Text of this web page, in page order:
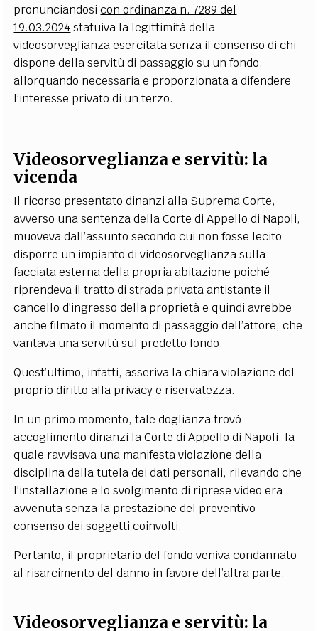
pronunciandosicon ordinanza n. 7289 del
19.03.2024statuiva la legittimità della
videosorveglianza esercitata senza il consenso di chi
dispone della servitù di passaggio su un fondo,
allorquando necessaria e proporzionata a difendere
l’interesse privato di un terzo.
Videosorveglianza e servitù: la
vicenda
Il ricorso presentato dinanzi alla Suprema Corte,
avverso una sentenza della Corte di Appello di Napoli,
muoveva dall’assunto secondo cui non fosse lecito
disporre un impianto di videosorveglianza sulla
facciata esterna della propria abitazione poiché
riprendeva il tratto di strada privata antistante il
cancello d'ingresso della proprietà e quindi avrebbe
anche filmato il momento di passaggio dell’attore, che
vantava una servitù sul predetto fondo.
Quest’ultimo, infatti, asseriva la chiara violazione del
proprio diritto alla privacy e riservatezza.
In un primo momento, tale doglianza trovò
accoglimento dinanzi la Corte di Appello di Napoli, la
quale ravvisava una manifesta violazione della
disciplina della tutela dei dati personali, rilevando che
l'installazione e lo svolgimento di riprese video era
avvenuta senza la prestazione del preventivo
consenso dei soggetti coinvolti.
Pertanto, il proprietario del fondo veniva condannato
al risarcimento del danno in favore dell’altra parte.
Videosorveglianza e servitù: la